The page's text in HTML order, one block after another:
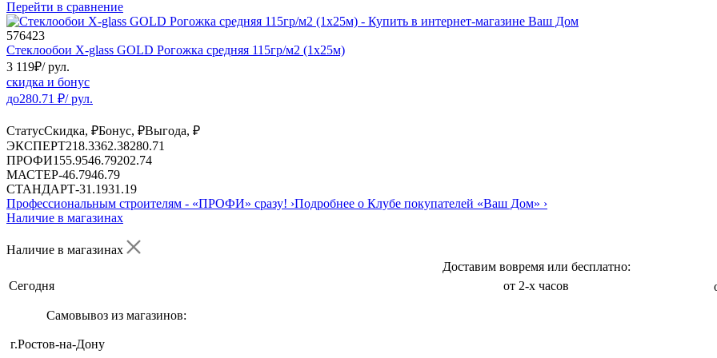
Перейти в сравнение
576423
Стеклообои X-glass GOLD Рогожка средняя 115гр/м2 (1х25м)
3 119₽/ рул.
скидка и бонус
до280.71 ₽/ рул.
СтатусСкидка, ₽Бонус, ₽Выгода, ₽
ЭКСПЕРТ218.3362.38280.71
ПРОФИ155.9546.79202.74
МАСТЕР-46.7946.79
СТАНДАРТ-31.1931.19
Профессиональным строителям - «ПРОФИ» сразу! ›Подробнее о Клубе покупателей «Ваш Дом» ›
Наличие в магазинах
Наличие в магазинах
Доставим вовремя или бесплатно:
Сегодня
от 2-х часов
Самовывоз из магазинов:
г.Ростов-на-Дону